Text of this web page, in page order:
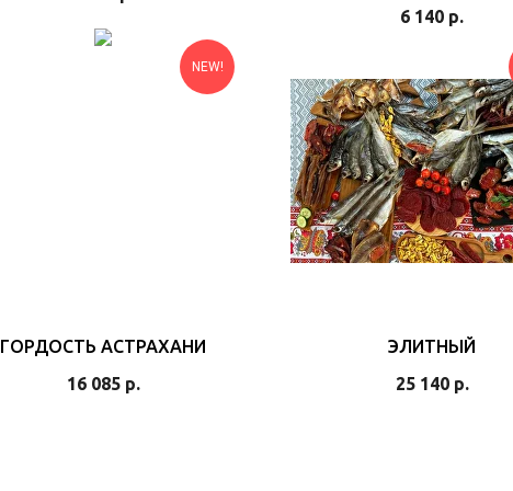
6 140 р.
NEW!
ГОРДОСТЬ АСТРАХАНИ
16 085 р.
ЭЛИТНЫЙ
25 140 р.